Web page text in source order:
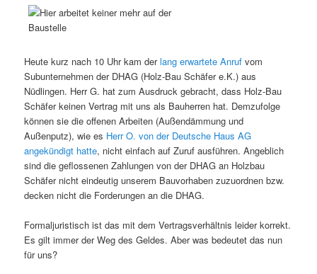
Heute kurz nach 10 Uhr kam derlang erwartete Anruf vom
Subunternehmen der DHAG (Holz-Bau Schäfer e.K.) aus
Nüdlingen. Herr G. hat zum Ausdruck gebracht, dass Holz-Bau
Schäfer keinen Vertrag mit uns als Bauherren hat. Demzufolge
können sie die offenen Arbeiten (Außendämmung und
Außenputz), wie es Herr O. von der Deutsche Haus AG
angekündigt hatte, nicht einfach auf Zuruf ausführen. Angeblich
sind die geflossenen Zahlungen von der DHAG an Holzbau
Schäfer nicht eindeutig unserem Bauvorhaben zuzuordnen bzw.
decken nicht die Forderungen an die DHAG.
Formaljuristisch ist das mit dem Vertragsverhältnis leider korrekt.
Es gilt immer der Weg des Geldes. Aber was bedeutet das nun
für uns?